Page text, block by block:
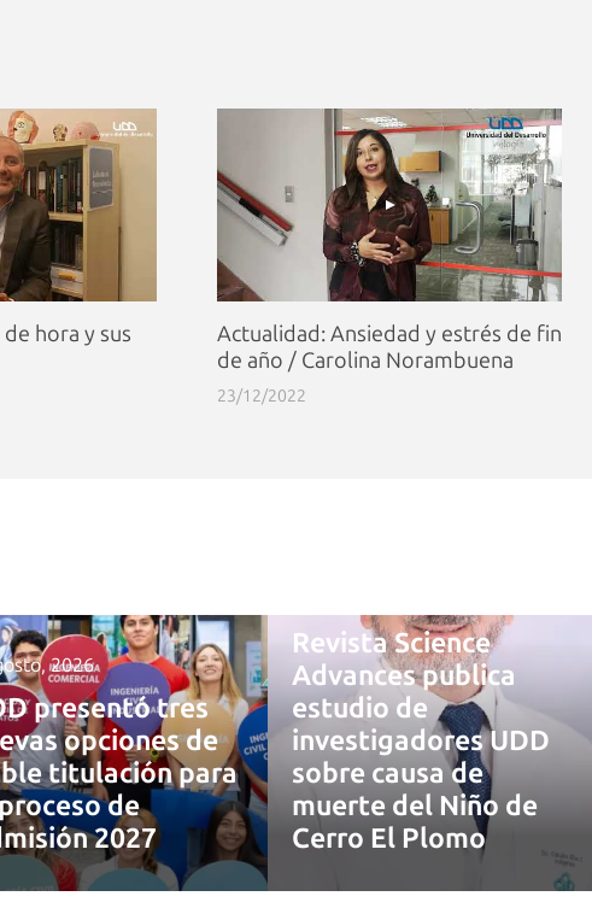
hora y sus
Actualidad: Ansiedad y estrés de fin
de año / Carolina Norambuena
23/12/2022
2026
presentó tres
opciones de
titulación para
de
2027
Revista Science
Advances publica
estudio de
investigadores UDD
sobre causa de
muerte del Niño de
Cerro El Plomo